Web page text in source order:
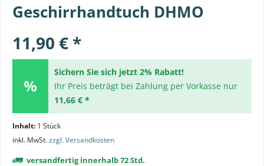
Geschirrhandtuch DHMO
11,90 € *
Sichern Sie sich jetzt 2% Rabatt!
Ihr Preis beträgt bei Zahlung per Vorkasse nur
11,66 € *
Inhalt: 1 Stück
inkl. MwSt.zzgl. Versandkosten
versandfertig innerhalb 72 Std.